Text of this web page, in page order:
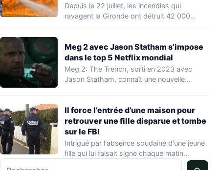
Depuis le 22 juillet, les incendies qui
ravagent la Gironde ont détruit 42 000…
Meg 2 avec Jason Statham s’impose
dans le top 5 Netflix mondial
Meg 2: The Trench, sorti en 2023 avec
Jason Statham, connaît une nouvelle
Il force l’entrée d’une maison pour
retrouver une fille disparue et tombe
sur le FBI
Intrigué par l'absence soudaine d'une jeune
fille qui lui faisait signe chaque matin